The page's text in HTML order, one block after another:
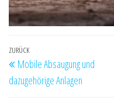
Vorheriger
Beitrag
ZURÜCK
Mobile Absaugung und
dazugehörige Anlagen